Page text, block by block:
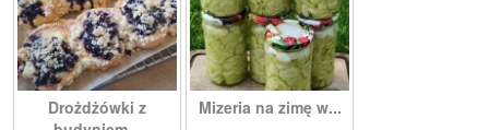
Drożdżówki z
Mizeria na zimę w...